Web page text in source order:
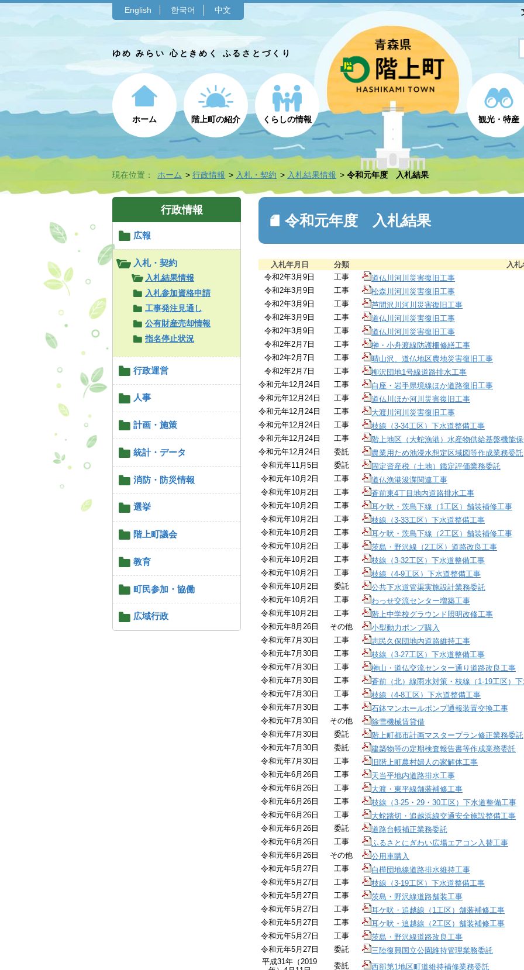
English 한국어 中文
ゆめ みらい 心ときめく ふるさとづくり
ホーム 階上町の紹介 くらしの情報 観光・特産
現在位置： ホーム 行政情報 入札・契約 入札結果情報 令和元年度 入札結果
行政情報
広報
入札・契約
入札結果情報
入札参加資格申請
工事発注見通し
公有財産売却情報
指名停止状況
行政運営
人事
計画・施策
統計・データ
消防・防災情報
選挙
階上町議会
教育
町民参加・協働
広域行政
令和元年度 入札結果
入札年月日 分類
入札
令和2年3月9日
工事
道仏川河川災害復旧工事
令和2年3月9日
工事
松森川河川災害復旧工事
令和2年3月9日
工事
芦間沢川河川災害復旧工事
令和2年3月9日
工事
道仏川河川災害復旧工事
令和2年3月9日
工事
道仏川河川災害復旧工事
令和2年2月7日
工事
榊・小舟渡線防護柵修繕工事
令和2年2月7日
工事
晴山沢、道仏地区農地災害復旧工事
令和2年2月7日
工事
柳沢団地1号線道路排水工事
令和元年12月24日
工事
白座・岩手県境線ほか道路復旧工事
令和元年12月24日
工事
道仏川ほか河川災害復旧工事
令和元年12月24日
工事
大渡川河川災害復旧工事
令和元年12月24日
工事
枝線（3-34工区）下水道整備工事
令和元年12月24日
工事
階上地区（大蛇漁港）水産物供給基盤機能
令和元年12月24日
委託
農業用ため池浸水想定区域図等作成業務委託
令和元年11月5日
委託
固定資産税（土地）鑑定評価業務委託
令和元年10月2日
工事
道仏漁港浚渫関連工事
令和元年10月2日
工事
蒼前東4丁目地内道路排水工事
令和元年10月2日
工事
耳ケ吠・茨島下線（1工区）舗装補修工事
令和元年10月2日
工事
枝線（3-33工区）下水道整備工事
令和元年10月2日
工事
耳ケ吠・茨島下線（2工区）舗装補修工事
令和元年10月2日
工事
茨島・野沢線（2工区）道路改良工事
令和元年10月2日
工事
枝線（3-32工区）下水道整備工事
令和元年10月2日
工事
枝線（4-9工区）下水道整備工事
令和元年10月2日
委託
公共下水道管渠実施設計業務委託
令和元年10月2日
工事
わっせ交流センター増築工事
令和元年10月2日
工事
階上中学校グラウンド照明改修工事
令和元年8月26日
その他
小型動力ポンプ購入
令和元年7月30日
工事
志民久保団地内道路維持工事
令和元年7月30日
工事
枝線（3-27工区）下水道整備工事
令和元年7月30日
工事
榊山・道仏交流センター通り道路改良工事
令和元年7月30日
工事
蒼前（北）線雨水対策・枝線（1-19工区）
令和元年7月30日
工事
枝線（4-8工区）下水道整備工事
令和元年7月30日
工事
石鉢マンホールポンプ通報装置交換工事
令和元年7月30日
その他
除雪機械賃貸借
令和元年7月30日
委託
階上町都市計画マスタープラン修正業務委託
令和元年7月30日
委託
建築物等の定期検査報告書等作成業務委託
令和元年7月30日
工事
旧階上町農村婦人の家解体工事
令和元年6月26日
工事
天当平地内道路排水工事
令和元年6月26日
工事
大渡・東平線舗装補修工事
令和元年6月26日
工事
枝線（3-25・29・30工区）下水道整備工事
令和元年6月26日
工事
大蛇踏切・追越浜線交通安全施設整備工事
令和元年6月26日
委託
道路台帳補正業務委託
令和元年6月26日
工事
ふるさとにぎわい広場エアコン入替工事
令和元年6月26日
その他
公用車購入
令和元年5月27日
工事
白樺団地線道路排水維持工事
令和元年5月27日
工事
枝線（3-19工区）下水道整備工事
令和元年5月27日
工事
茨島・野沢線道路舗装工事
令和元年5月27日
工事
耳ケ吠・追越線（1工区）舗装補修工事
令和元年5月27日
工事
耳ケ吠・追越線（2工区）舗装補修工事
令和元年5月27日
工事
茨島・野沢線道路改良工事
令和元年5月27日
委託
三陸復興国立公園維持管理業務委託
平成31年（2019
委託
西部第1地区町道維持補修業務委託